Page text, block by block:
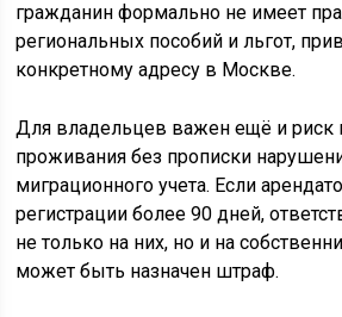
гражданин формально не имеет
региональных пособий и льгот,
конкретному адресу в Москве.
Для владельцев важен ещё и риск
проживания без прописки
миграционного учета. Если
регистрации более 90 дней,
не только на них, но и на
может быть назначен штраф.